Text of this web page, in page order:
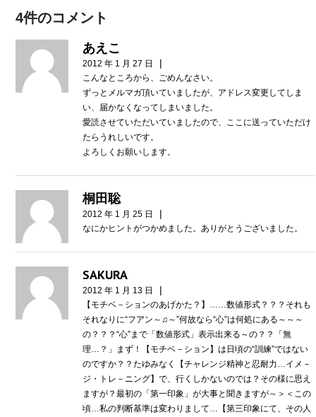
4件のコメント
あえこ
2012 年 1 月 27 日 |
こんなところから、ごめんなさい。
ずっとメルマガ頂いていましたが、アドレス変更してしま
い、届かなくなってしまいました。
愛読させていただいていましたので、ここに送っていただけ
たらうれしいです。
よろしくお願いします。
桐田聡
2012 年 1 月 25 日 |
なにかヒントがつかめました。ありがとうございました。
SAKURA
2012 年 1 月 13 日 |
【モチベ－ションのあげかた？】……数値形式？？？それも
それなりに“フアン～♫～”何故なら“心”は何処にある～～～
の？？？“心”まで「数値形式」表示出来る～の？？「無
理…？」まず！【モチベ－ション】は日頃の“訓練”ではない
のですか？？たゆみなく【チャレンジ精神と忍耐力…イメ－
ジ・トレ－ニング】で、行くしかないのでは？その様に思え
ますが？最初の「第一印象」が大事と聞きますが～＞＜この
頃…私の判断基準は変わりまして…【第三印象にて、その人